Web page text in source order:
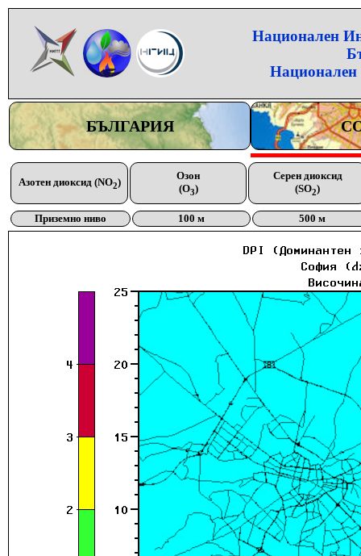
Национален
Национален
БЪЛГАРИЯ
Азотен диоксид (NO2)
Озон
(O3)
Серен диоксид
(SO2)
Приземно ниво 100 м 500 м